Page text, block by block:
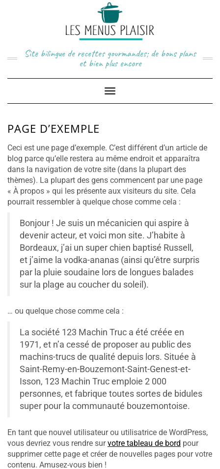
Site bilingue de recettes gourmandes; de bons plans
et bien plus encore
Toggle
Navigation
PAGE D’EXEMPLE
Ceci est une page d’exemple. C’est différent d’un article de
blog parce qu’elle restera au même endroit et apparaîtra
dans la navigation de votre site (dans la plupart des
thèmes). La plupart des gens commencent par une page
« À propos » qui les présente aux visiteurs du site. Cela
pourrait ressembler à quelque chose comme cela :
Bonjour ! Je suis un mécanicien qui aspire à
devenir acteur, et voici mon site. J’habite à
Bordeaux, j’ai un super chien baptisé Russell,
et j’aime la vodka-ananas (ainsi qu’être surpris
par la pluie soudaine lors de longues balades
sur la plage au coucher du soleil).
… ou quelque chose comme cela :
La société 123 Machin Truc a été créée en
1971, et n’a cessé de proposer au public des
machins-trucs de qualité depuis lors. Située à
Saint-Remy-en-Bouzemont-Saint-Genest-et-
Isson, 123 Machin Truc emploie 2 000
personnes, et fabrique toutes sortes de bidules
super pour la communauté bouzemontoise.
En tant que nouvel utilisateur ou utilisatrice de WordPress,
vous devriez vous rendre survotre tableau de bord pour
supprimer cette page et créer de nouvelles pages pour votre
contenu. Amusez-vous bien !